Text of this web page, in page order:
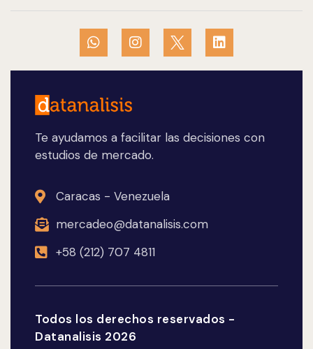
Te ayudamos a facilitar las decisiones con
estudios de mercado.
Caracas - Venezuela
mercadeo@datanalisis.com
+58 (212) 707 4811
Todos los derechos reservados -
Datanalisis 2026